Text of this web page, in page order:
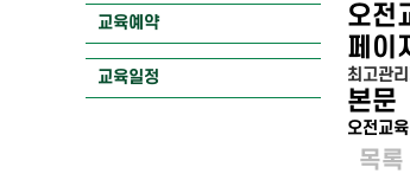
교육예약
교육일정
오전
페이
최고관
본문
오전교
목록